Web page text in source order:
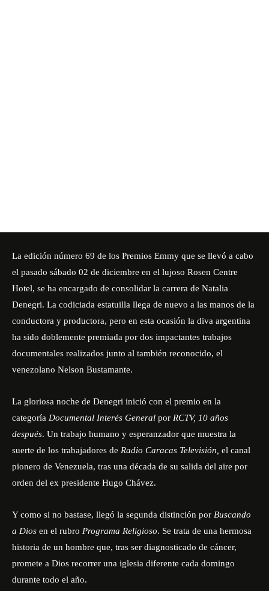
La edición número 69 de los Premios Emmy que se llevó a cabo
el pasado sábado 02 de diciembre en el lujoso Rosen Centre
Hotel, se ha encargado de consolidar la carrera de Natalia
Denegri. La codiciada estatuilla llega de nuevo a las manos de la
conductora y productora, pero en esta ocasión la diva argentina
ha sido doblemente premiada por dos impactantes trabajos
documentales realizados junto al también reconocido, el
venezolano Nelson Bustamante.
La gloriosa noche de Denegri inició con el premio en la
categoría Documental Interés General por RCTV, 10 años
después. Un trabajo humano y esperanzador que muestra la
suerte de los trabajadores de Radio Caracas Televisión, el canal
pionero de Venezuela, tras una década de su salida del aire por
orden del ex presidente Hugo Chávez.
Y como si no bastase, llegó la segunda distinción por Buscando
a Dios en el rubro Programa Religioso. Se trata de una hermosa
historia de un hombre que, tras ser diagnosticado de cáncer,
promete a Dios recorrer una iglesia diferente cada domingo
durante todo el año.